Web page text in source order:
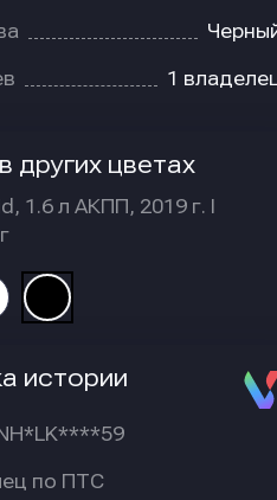
1
других цветах
1.6 л АКПП, 2019 г. I
истории
по ПТС